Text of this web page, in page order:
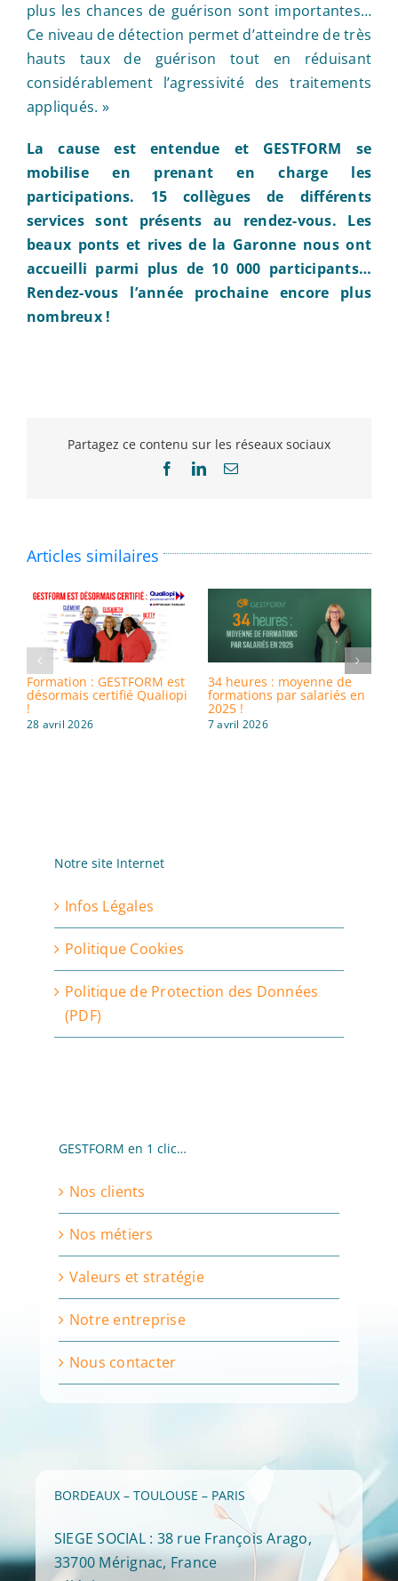
plus les chances de guérison sont importantes…
Ce niveau de détection permet d’atteindre de très
hauts taux de guérison tout en réduisant
considérablement l’agressivité des traitements
appliqués. »
La cause est entendue et GESTFORM se
mobilise en prenant en charge les
participations. 15 collègues de différents
services sont présents au rendez-vous. Les
beaux ponts et rives de la Garonne nous ont
accueilli parmi plus de 10 000 participants…
Rendez-vous l’année prochaine encore plus
nombreux !
Partagez ce contenu sur les réseaux sociaux
FacebookLinkedInEmail
Articles similaires
Formation : GESTFORM est
désormais certifié Qualiopi
!
28 avril 2026
34 heures : moyenne de
formations par salariés en
2025 !
7 avril 2026
Notre site Internet
Infos Légales
Politique Cookies
Politique de Protection des Données
(PDF)
GESTFORM en 1 clic…
Nos clients
Nos métiers
Valeurs et stratégie
Notre entreprise
Nous contacter
BORDEAUX – TOULOUSE – PARIS
SIEGE SOCIAL : 38 rue François Arago,
33700 Mérignac, France